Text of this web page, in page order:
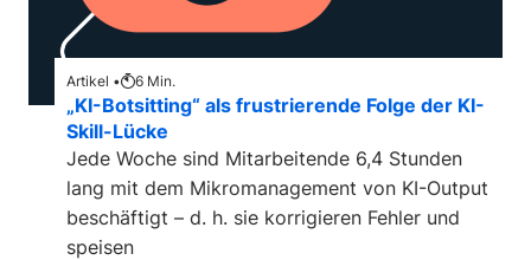
Artikel • 6 Min.
„KI-Botsitting“ als frustrierende Folge der KI-
Skill-Lücke
Jede Woche sind Mitarbeitende 6,4 Stunden
lang mit dem Mikromanagement von KI-Output
beschäftigt – d. h. sie korrigieren Fehler und
speisen